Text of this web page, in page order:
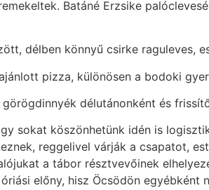
Batáné Erzsike
délben könnyű csirke raguleves,
pizza, különösen a bodoki
délutánonként és
sokat köszönhetünk idén is
reggelivel várják a csapatot,
a tábor résztvevőinek
előny, hisz Öcsödön